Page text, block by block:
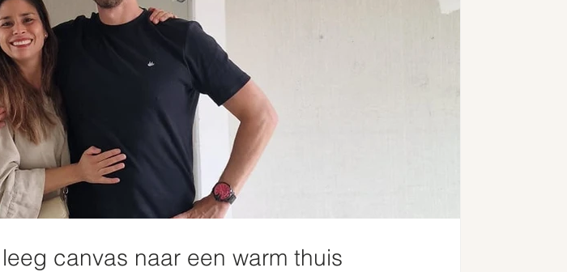
canvas naar een warm thuis